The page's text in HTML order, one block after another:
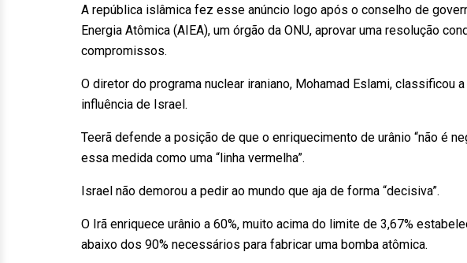
A república islâmica fez esse anúncio logo após o conselho de
Energia Atômica (AIEA), um órgão da ONU, aprovar uma resolução
compromissos.
O diretor do programa nuclear iraniano, Mohamad Eslami, classificou
influência de Israel.
Teerã defende a posição de que o enriquecimento de urânio “não é
essa medida como uma “linha vermelha”.
Israel não demorou a pedir ao mundo que aja de forma “decisiva”.
O Irã enriquece urânio a 60%, muito acima do limite de 3,67%
abaixo dos 90% necessários para fabricar uma bomba atômica.